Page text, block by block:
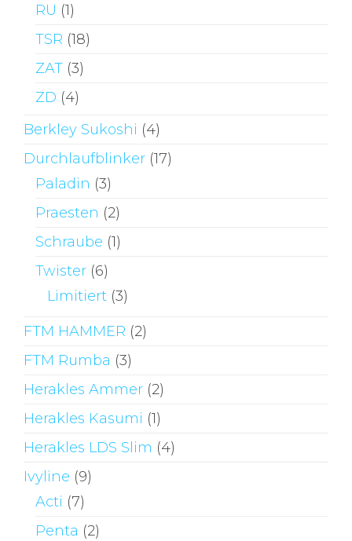
RU (1)
TSR (18)
ZAT (3)
ZD (4)
Berkley Sukoshi (4)
Durchlaufblinker (17)
Paladin (3)
Praesten (2)
Schraube (1)
Twister (6)
Limitiert (3)
FTM HAMMER (2)
FTM Rumba (3)
Herakles Ammer (2)
Herakles Kasumi (1)
Herakles LDS Slim (4)
Ivyline (9)
Acti (7)
Penta (2)